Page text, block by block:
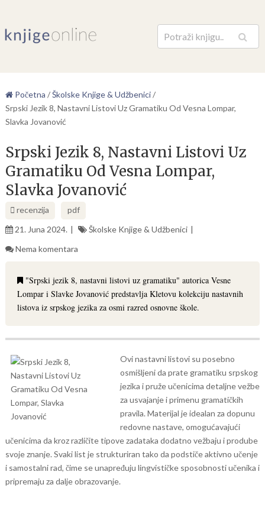
Pretraga
Početna /Školske Knjige & Udžbenici/
Srpski Jezik 8, Nastavni Listovi Uz Gramatiku Od Vesna Lompar,
Slavka Jovanović
Srpski Jezik 8, Nastavni Listovi Uz
Gramatiku Od Vesna Lompar,
Slavka Jovanović
recenzija
pdf
21. Juna 2024.
Školske Knjige & Udžbenici
Nema komentara
"Srpski jezik 8, nastavni listovi uz gramatiku" autorica Vesne
Lompar i Slavke Jovanović predstavlja Kletovu kolekciju nastavnih
listova iz srpskog jezika za osmi razred osnovne škole.
Ovi nastavni listovi su posebno
osmišljeni da prate gramatiku srpskog
jezika i pruže učenicima detaljne vežbe
za usvajanje i primenu gramatičkih
pravila. Materijal je idealan za dopunu
redovne nastave, omogućavajući
učenicima da kroz različite tipove zadataka dodatno vežbaju i prodube
svoje znanje. Svaki list je strukturiran tako da podstiče aktivno učenje
i samostalni rad, čime se unapređuju lingvističke sposobnosti učenika i
pripremaju za dalje obrazovanje.